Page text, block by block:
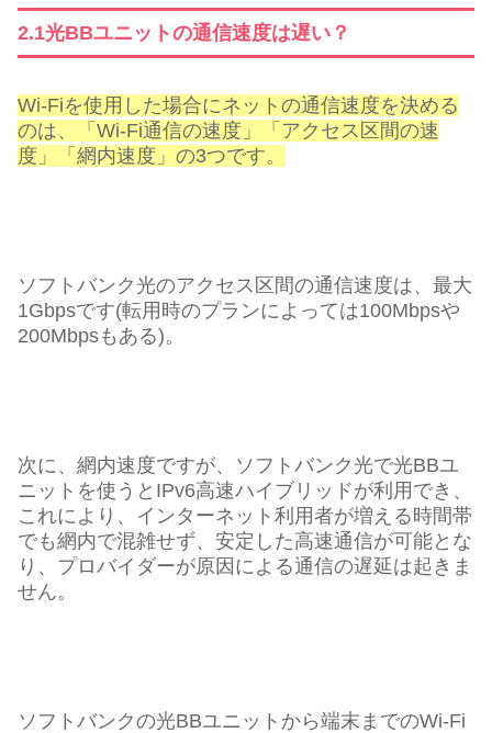
2.1光BBユニットの通信速度は遅い？
Wi-Fiを使用した場合にネットの通信速度を決める
のは、「Wi-Fi通信の速度」「アクセス区間の速
度」「網内速度」の3つです。
ソフトバンク光のアクセス区間の通信速度は、最大
1Gbpsです(転用時のプランによっては100Mbpsや
200Mbpsもある)。
次に、網内速度ですが、ソフトバンク光で光BBユ
ニットを使うとIPv6高速ハイブリッドが利用でき、
これにより、インターネット利用者が増える時間帯
でも網内で混雑せず、安定した高速通信が可能とな
り、プロバイダーが原因による通信の遅延は起きま
せん。
ソフトバンクの光BBユニットから端末までのWi-Fi